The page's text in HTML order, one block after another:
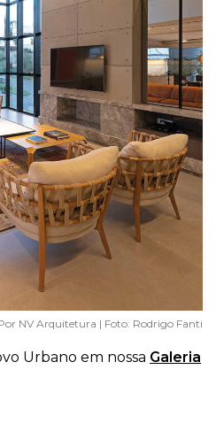
NV Arquitetura | Foto: Rodrigo Fanti
Urbano em nossa Galeria